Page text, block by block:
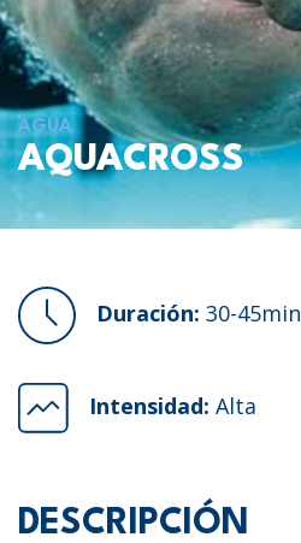
AGUA
AQUACROSS
Duración: 30-45min
Intensidad: Alta
DESCRIPCIÓN